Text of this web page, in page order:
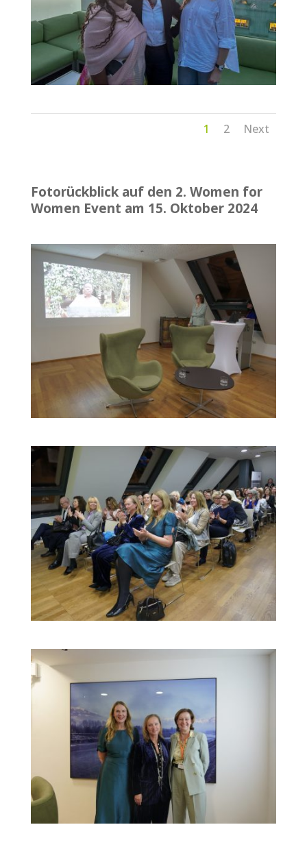
1 2 Next
Fotorückblick auf den 2. Women for
Women Event am 15. Oktober 2024